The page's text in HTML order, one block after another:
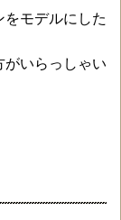
モデルにした
がいらっしゃい